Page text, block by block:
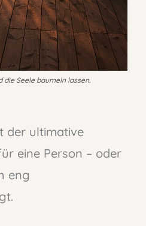
die Seele baumeln lassen.
der ultimative
eine Person – oder
eng